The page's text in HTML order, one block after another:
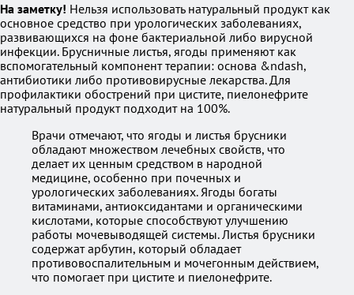
На заметку! Нельзя использовать натуральный продукт как
основное средство при урологических заболеваниях,
развивающихся на фоне бактериальной либо вирусной
инфекции. Брусничные листья, ягоды применяют как
вспомогательный компонент терапии: основа &ndash,
антибиотики либо противовирусные лекарства. Для
профилактики обострений при цистите, пиелонефрите
натуральный продукт подходит на 100%.
Врачи отмечают, что ягоды и листья брусники
обладают множеством лечебных свойств, что
делает их ценным средством в народной
медицине, особенно при почечных и
урологических заболеваниях. Ягоды богаты
витаминами, антиоксидантами и органическими
кислотами, которые способствуют улучшению
работы мочевыводящей системы. Листья брусники
содержат арбутин, который обладает
противовоспалительным и мочегонным действием,
что помогает при цистите и пиелонефрите.